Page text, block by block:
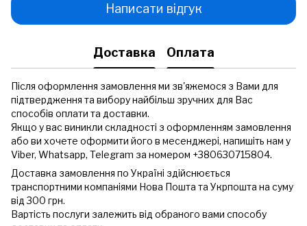
Написати відгук
Доставка Оплата
Після оформлення замовлення ми зв'яжемося з Вами для
підтвердження та вибору найбільш зручних для Вас
способів оплати та доставки.
Якщо у вас виникли складності з оформленням замовлення
або ви хочете оформити його в месенджері, напишіть нам у
Viber, Whatsapp, Telegram за номером +380630715804.
Доставка замовлення по Україні здійснюється
транспортними компаніями Нова Пошта та Укрпошта на суму
від 300 грн.
Вартість послуги залежить від обраного вами способу